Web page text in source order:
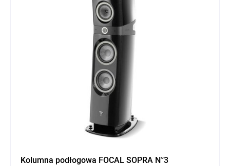
Kolumna podłogowa FOCAL SOPRA N°3